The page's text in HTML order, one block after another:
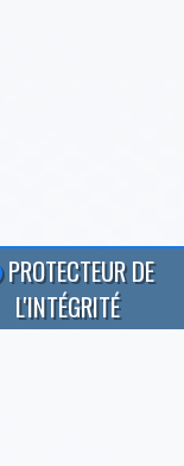
PROTECTEUR DE
L'INTÉGRITÉ